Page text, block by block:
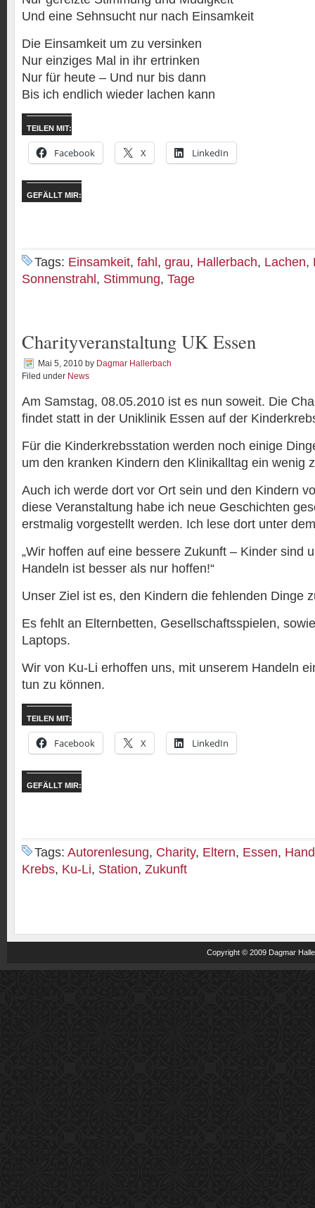
Und eine Sehnsucht nur nach Einsamkeit
Die Einsamkeit um zu versinken
Nur einziges Mal in ihr ertrinken
Nur für heute – Und nur bis dann
Bis ich endlich wieder lachen kann
TEILEN MIT:
Facebook X LinkedIn
GEFÄLLT MIR:
Tags: Einsamkeit, fahl , grau, Hallerbach, Lachen,
Sonnenstrahl , Stimmung, Tage
Charityveranstaltung UK Essen
Mai 5, 2010 by Dagmar Hallerbach
Filed under News
Am Samstag, 08.05.2010 ist es nun soweit. Die
findet statt in der Uniklinik Essen auf der
Für die Kinderkrebsstation werden noch einige
um den kranken Kindern den Klinikalltag ein wenig
Auch ich werde dort vor Ort sein und den Kindern
diese Veranstaltung habe ich neue Geschichten
erstmalig vorgestellt werden. Ich lese dort unter
„Wir hoffen auf eine bessere Zukunft – Kinder sind
Handeln ist besser als nur hoffen!“
Unser Ziel ist es, den Kindern die fehlenden Dinge
Es fehlt an Elternbetten, Gesellschaftsspielen,
Laptops.
Wir von Ku-Li erhoffen uns, mit unserem Handeln
tun zu können.
TEILEN MIT:
Facebook X LinkedIn
GEFÄLLT MIR:
Tags: Autorenlesung, Charity, Eltern, Essen,
Krebs, Ku-Li, Station, Zukunft
Copyright © 2009 Dagmar